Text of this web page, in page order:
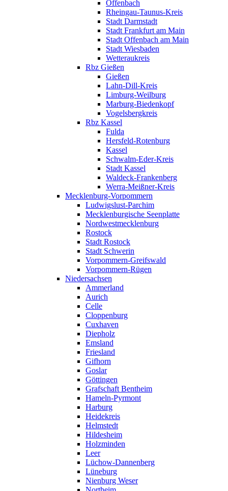
Offenbach
Rheingau-Taunus-Kreis
Stadt Darmstadt
Stadt Frankfurt am Main
Stadt Offenbach am Main
Stadt Wiesbaden
Wetteraukreis
Rbz Gießen
Gießen
Lahn-Dill-Kreis
Limburg-Weilburg
Marburg-Biedenkopf
Vogelsbergkreis
Rbz Kassel
Fulda
Hersfeld-Rotenburg
Kassel
Schwalm-Eder-Kreis
Stadt Kassel
Waldeck-Frankenberg
Werra-Meißner-Kreis
Mecklenburg-Vorpommern
Ludwigslust-Parchim
Mecklenburgische Seenplatte
Nordwestmecklenburg
Rostock
Stadt Rostock
Stadt Schwerin
Vorpommern-Greifswald
Vorpommern-Rügen
Niedersachsen
Ammerland
Aurich
Celle
Cloppenburg
Cuxhaven
Diepholz
Emsland
Friesland
Gifhorn
Goslar
Göttingen
Grafschaft Bentheim
Hameln-Pyrmont
Harburg
Heidekreis
Helmstedt
Hildesheim
Holzminden
Leer
Lüchow-Dannenberg
Lüneburg
Nienburg Weser